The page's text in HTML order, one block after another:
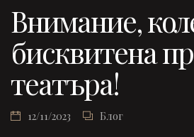
Внимание,
бисквитена
театъра!
12/11/2023 Блог